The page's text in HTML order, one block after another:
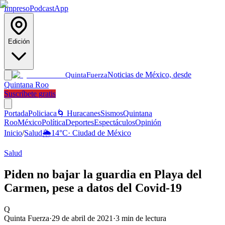
ImpresoPodcastApp
Edición
QuintaFuerzaNoticias de México, desde
Quintana Roo
Suscríbete gratis
PortadaPoliciaca 🌀 HuracanesSismosQuintana
RooMéxicoPolíticaDeportesEspectáculosOpinión
Inicio/Salud🌦️14°C· Ciudad de México
Salud
Piden no bajar la guardia en Playa del
Carmen, pese a datos del Covid-19
Q
Quinta Fuerza·29 de abril de 2021 ·3 min de lectura